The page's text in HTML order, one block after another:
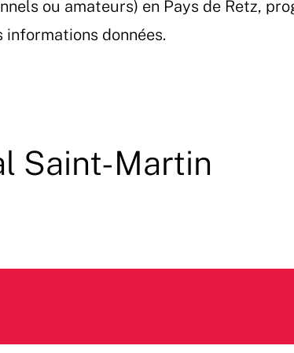
ou amateurs) en Pays de Retz,
données.
Saint-Martin